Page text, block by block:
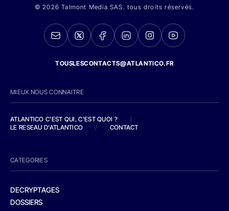
© 2026 Talmont Media SAS. tous droits réservés.
TOUSLESCONTACTS@ATLANTICO.FR
MIEUX NOUS CONNAITRE
ATLANTICO C'EST QUI, C'EST QUOI ?
/
LE RESEAU D'ATLANTICO
/ CONTACT
CATEGORIES
DECRYPTAGES
DOSSIERS